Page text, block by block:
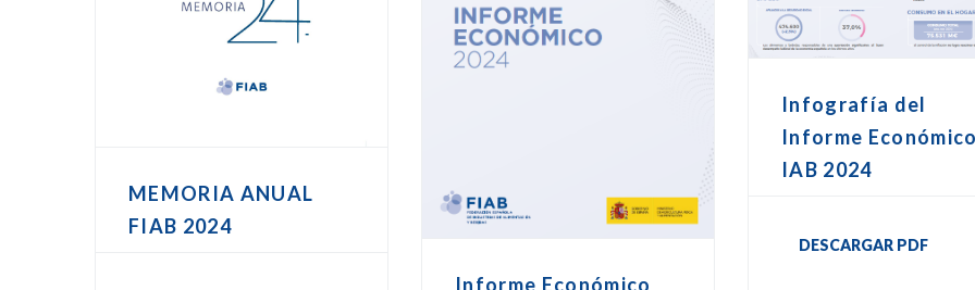
MEMORIA ANUAL
FIAB 2024
Informe Económico
Infografía del
Informe Económico
IAB 2024
DESCARGAR PDF